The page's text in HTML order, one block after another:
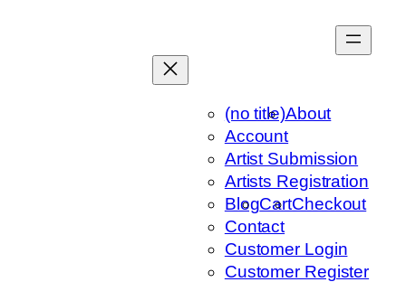
(no title)About
Account
Artist Submission
Artists Registration
BlogCartCheckout
Contact
Customer Login
Customer Register